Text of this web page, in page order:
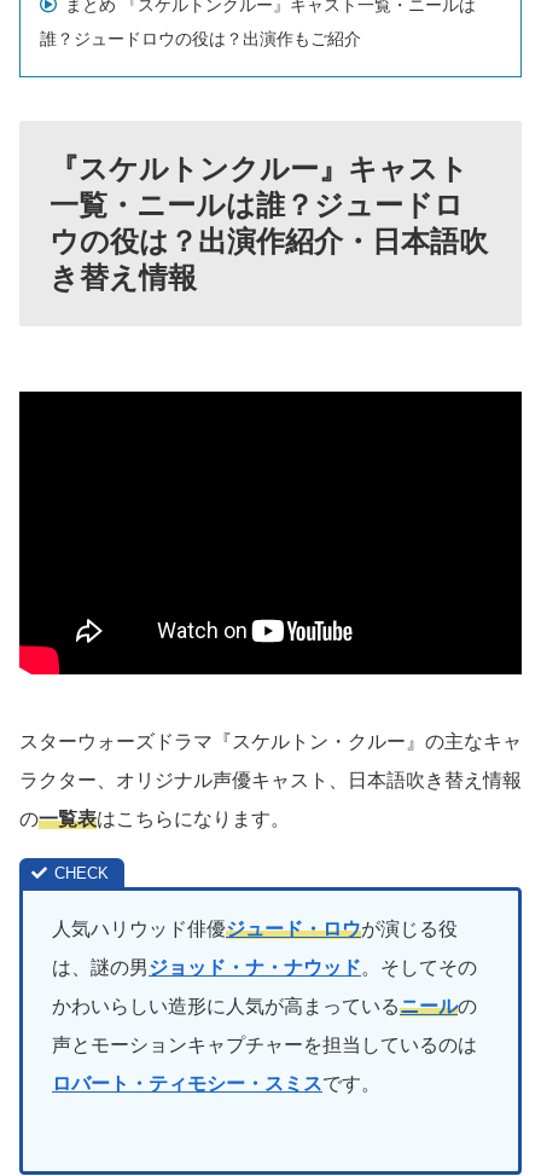
まとめ 『スケルトンクルー』キャスト一覧・ニールは
誰？ジュードロウの役は？出演作もご紹介
『スケルトンクルー』キャスト
一覧・ニールは誰？ジュードロ
ウの役は？出演作紹介・日本語吹
き替え情報
スターウォーズドラマ『スケルトン・クルー』の主なキャ
ラクター、オリジナル声優キャスト、日本語吹き替え情報
の一覧表はこちらになります。
人気ハリウッド俳優ジュード・ロウが演じる役
は、謎の男ジョッド・ナ・ナウッド。そしてその
かわいらしい造形に人気が高まっているニールの
声とモーションキャプチャーを担当しているのは
ロバート・ティモシー・スミスです。